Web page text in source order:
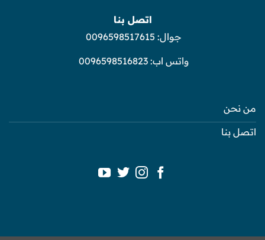
اتصل بنا
جوال: 0096598517615
واتس اب:0096598516823
من نحن
اتصل بنا